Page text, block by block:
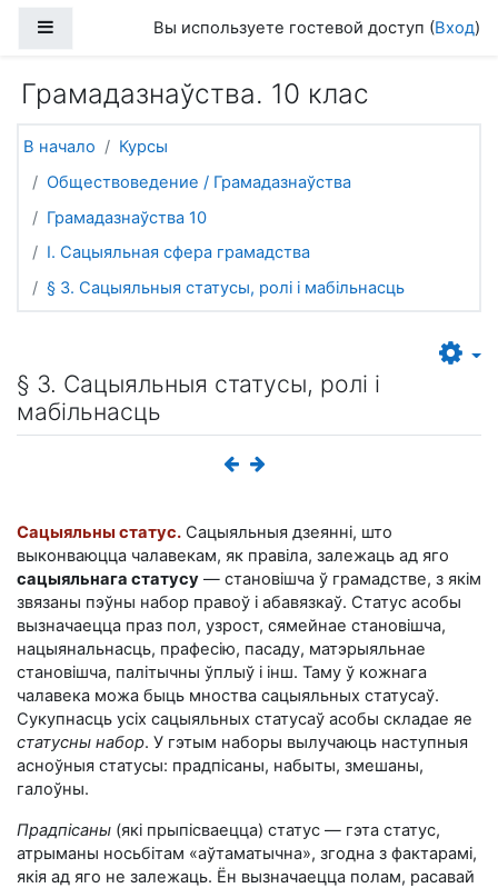
Боковая панельВы используете гостевой доступ (Вход)
Грамадазнаўства. 10 клас
В начало
Курсы
Обществоведение / Грамадазнаўства
Грамадазнаўства 10
I. Сацыяльная сфера грамадства
§ 3. Сацыяльныя статусы, ролі і мабільнасць
§ 3. Сацыяльныя статусы, ролі і
мабільнасць
Сацыяльны статус. Сацыяльныя дзеянні, што
выконваюцца чалавекам, як правіла, залежаць ад яго
сацыяльнага статусу — становішча ў грамадстве, з якім
звязаны пэўны набор правоў і абавязкаў. Статус асобы
вызначаецца праз пол, узрост, сямейнае становішча,
нацыянальнасць, прафесію, пасаду, матэрыяльнае
становішча, палітычны ўплыў і інш. Таму ў кожнага
чалавека можа быць мноства сацыяльных статусаў.
Сукупнасць усіх сацыяльных статусаў асобы складае яе
статусны набор. У гэтым наборы вылучаюць наступныя
асноўныя статусы: прадпісаны, набыты, змешаны,
галоўны.
Прадпісаны (які прыпісваецца) статус — гэта статус,
атрыманы носьбітам «аўтаматычна», згодна з фактарамі,
якія ад яго не залежаць. Ён вызначаецца полам, расавай